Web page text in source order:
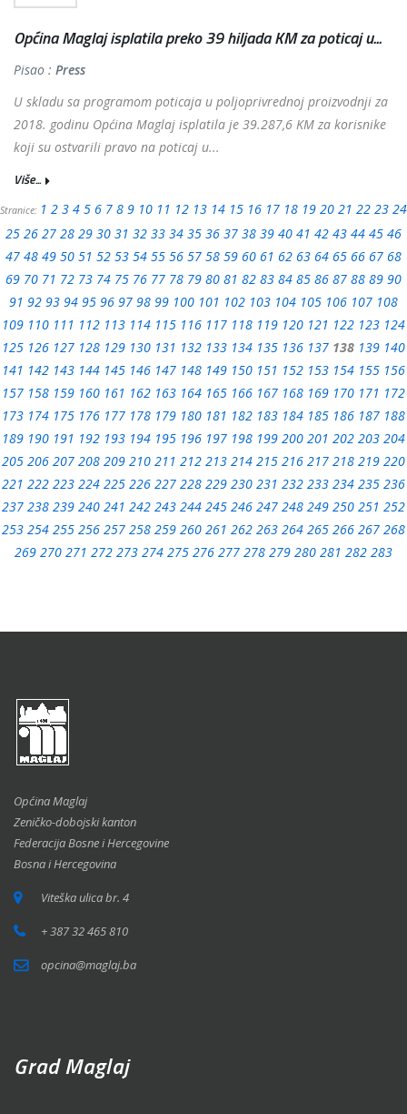
Općina Maglaj isplatila preko 39 hiljada KM za poticaj u...
Pisao : Press
U skladu sa programom poticaja u poljoprivrednoj proizvodnji za
2018. godinu Općina Maglaj isplatila je 39.287,6 KM za korisnike
koji su ostvarili pravo na poticaj u...
Više...
Stranice: 1 2 3 4 5 6 7 8 9 10 11 12 13 14 15 16 17 18 19 20 21 22 23 24
25 26 27 28 29 30 31 32 33 34 35 36 37 38 39 40 41 42 43 44 45 46
47 48 49 50 51 52 53 54 55 56 57 58 59 60 61 62 63 64 65 66 67 68
69 70 71 72 73 74 75 76 77 78 79 80 81 82 83 84 85 86 87 88 89 90
91 92 93 94 95 96 97 98 99 100 101 102 103 104 105 106 107 108
109 110 111 112 113 114 115 116 117 118 119 120 121 122 123 124
125 126 127 128 129 130 131 132 133 134 135 136 137 138 139 140
141 142 143 144 145 146 147 148 149 150 151 152 153 154 155 156
157 158 159 160 161 162 163 164 165 166 167 168 169 170 171 172
173 174 175 176 177 178 179 180 181 182 183 184 185 186 187 188
189 190 191 192 193 194 195 196 197 198 199 200 201 202 203 204
205 206 207 208 209 210 211 212 213 214 215 216 217 218 219 220
221 222 223 224 225 226 227 228 229 230 231 232 233 234 235 236
237 238 239 240 241 242 243 244 245 246 247 248 249 250 251 252
253 254 255 256 257 258 259 260 261 262 263 264 265 266 267 268
269 270 271 272 273 274 275 276 277 278 279 280 281 282 283
Općina Maglaj
Zeničko-dobojski kanton
Federacija Bosne i Hercegovine
Bosna i Hercegovina
Viteška ulica br. 4
+ 387 32 465 810
opcina@maglaj.ba
Grad Maglaj